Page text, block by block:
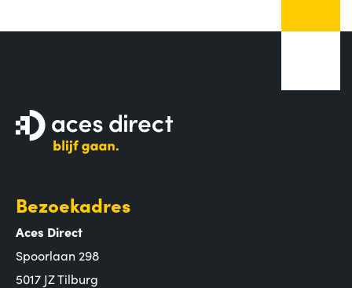
Bezoekadres
Aces Direct
Spoorlaan 298
5017 JZ Tilburg